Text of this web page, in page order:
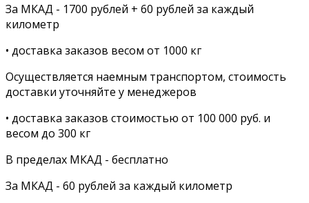
За МКАД - 1700 рублей + 60 рублей за каждый
километр
• доставка заказов весом от 1000 кг
Осуществляется наемным транспортом, стоимость
доставки уточняйте у менеджеров
• доставка заказов стоимостью от 100 000 руб. и
весом до 300 кг
В пределах МКАД - бесплатно
За МКАД - 60 рублей за каждый километр